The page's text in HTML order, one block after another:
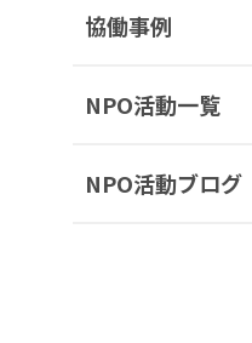
協働事例
NPO活動一覧
NPO活動ブログ